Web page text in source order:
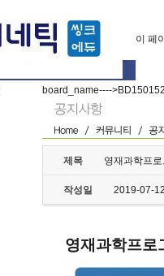
이 페
board_name----
제목 영재과학프
작성일 2019-07-
영재과학프로